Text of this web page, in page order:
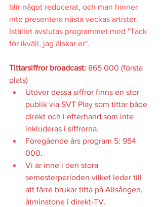
blir något reducerat, och man hinner
inte presentera nästa veckas artister.
Istället avslutas programmet med "Tack
för ikväll, jag älskar er".
Tittarsiffror broadcast: 865 000 (första
plats)
Utöver dessa siffror finns en stor
publik via SVT Play som tittar både
direkt och i efterhand som inte
inkluderas i siffrorna.
Föregående års program 5: 954
000.
Vi är inne i den stora
semesterperioden vilket leder till
att färre brukar titta på Allsången,
åtminstone i direkt-TV.